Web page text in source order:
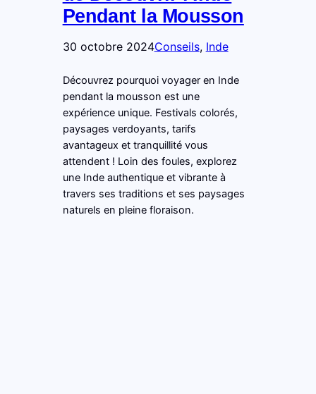
Pendant la Mousson
30 octobre 2024Conseils, Inde
Découvrez pourquoi voyager en Inde
pendant la mousson est une
expérience unique. Festivals colorés,
paysages verdoyants, tarifs
avantageux et tranquillité vous
attendent ! Loin des foules, explorez
une Inde authentique et vibrante à
travers ses traditions et ses paysages
naturels en pleine floraison.